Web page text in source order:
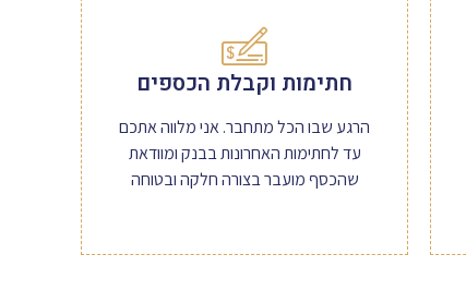
חתימות וקבלת הכספים
הרגע שבו הכל מתחבר. אני מלווה אתכם
עד לחתימות האחרונות בבנק ומוודאת
שהכסף מועבר בצורה חלקה ובטוחה